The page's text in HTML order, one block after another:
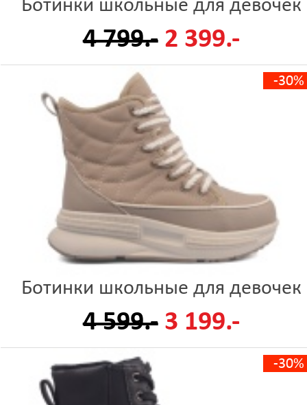
Ботинки школьные для девочек
4 799.- 2 399.-
-30%
Ботинки школьные для девочек
4 599.- 3 199.-
-30%